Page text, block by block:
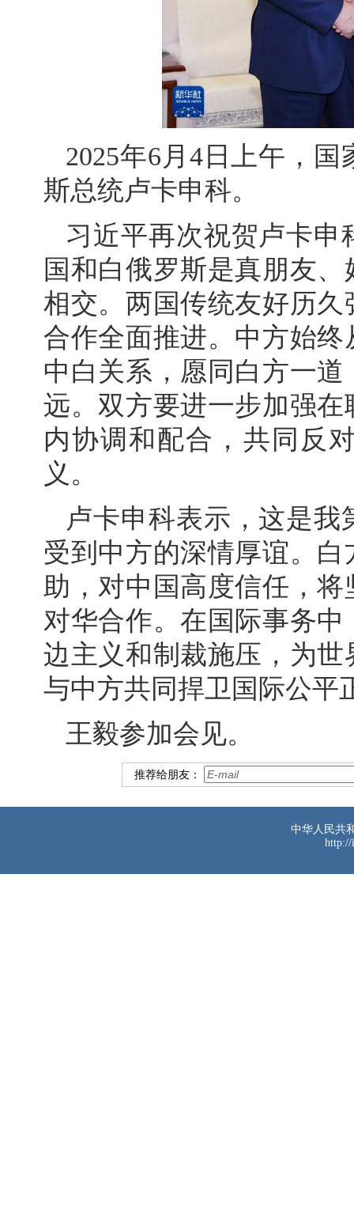
2025年6月4日上午，
斯总统卢卡申科。
习近平再次祝贺卢卡
国和白俄罗斯是真朋友
相交。两国传统友好历
合作全面推进。中方始
中白关系，愿同白方一
远。双方要进一步加强
内协调和配合，共同反
义。
卢卡申科表示，这是
受到中方的深情厚谊。
助，对中国高度信任，
对华合作。在国际事务
边主义和制裁施压，为
与中方共同捍卫国际公平
王毅参加会见。
推荐给朋友：
中华人民共
http://